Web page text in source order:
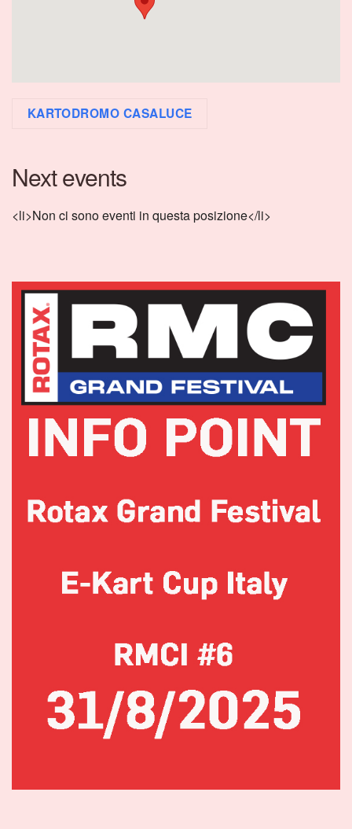
KARTODROMO CASALUCE
Next events
<li>Non ci sono eventi in questa posizione</li>